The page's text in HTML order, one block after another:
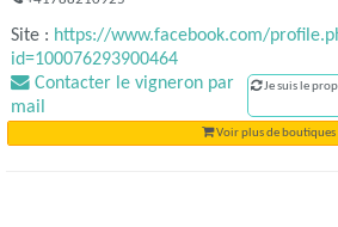
Site : https://www.facebook.com/
id=100076293900464
Contacter le vigneron par
mail
Je suis le
Voir plus de boutiques